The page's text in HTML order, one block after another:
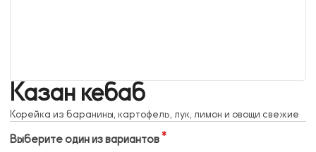
Казан кебаб
Корейка из баранины, картофель, лук, лимон и овощи свежие
Выберите один из вариантов